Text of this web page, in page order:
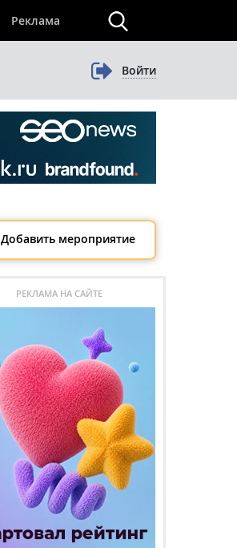
Реклама
Войти
Добавить мероприятие
РЕКЛАМА НА САЙТЕ